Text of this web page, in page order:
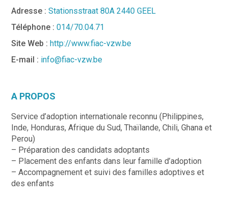
Adresse : Stationsstraat 80A 2440 GEEL
Téléphone :014/70.04.71
Site Web : http://www.fiac-vzw.be
E-mail : info@fiac-vzw.be
A PROPOS
Service d’adoption internationale reconnu (Philippines,
Inde, Honduras, Afrique du Sud, Thaïlande, Chili, Ghana et
Perou)
– Préparation des candidats adoptants
– Placement des enfants dans leur famille d’adoption
– Accompagnement et suivi des familles adoptives et
des enfants